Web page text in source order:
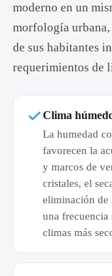
moderno en un
morfología
de sus habitantes
requerimientos de
Clima
La humedad
favorecen la
y marcos de
cristales, el
eliminación de
una frecuencia
climas más